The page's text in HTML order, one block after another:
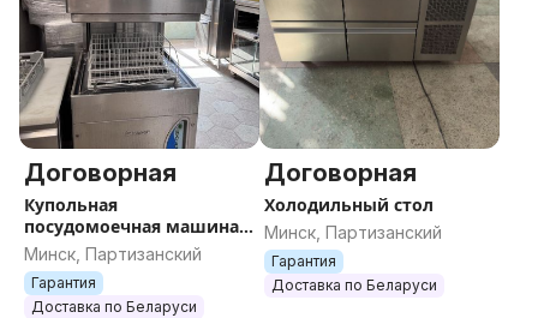
Договорная
Купольная
посудомоечная машина
LAMBER
Минск, Партизанский
Гарантия
Доставка по Беларуси
Договорная
Холодильный стол
Минск, Партизанский
Гарантия
Доставка по Беларуси